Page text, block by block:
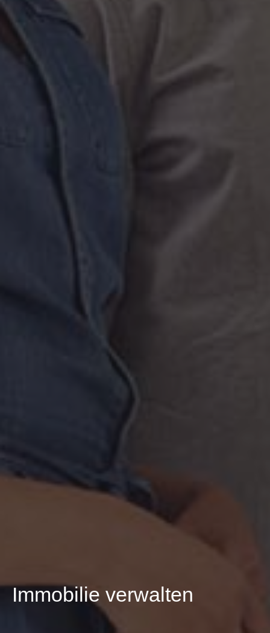
Immobilie verwalten